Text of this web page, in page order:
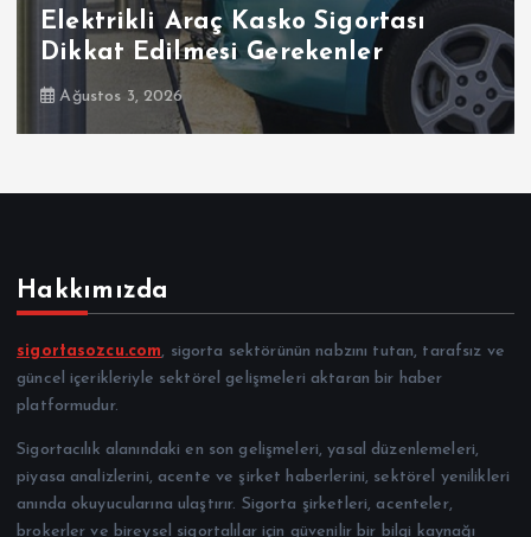
Elektrikli Araç Kasko Sigortası
Dikkat Edilmesi Gerekenler
Ağustos 3, 2026
Hakkımızda
sigortasozcu.com, sigorta sektörünün nabzını tutan, tarafsız ve
güncel içerikleriyle sektörel gelişmeleri aktaran bir haber
platformudur.
Sigortacılık alanındaki en son gelişmeleri, yasal düzenlemeleri,
piyasa analizlerini, acente ve şirket haberlerini, sektörel yenilikleri
anında okuyucularına ulaştırır. Sigorta şirketleri, acenteler,
brokerler ve bireysel sigortalılar için güvenilir bir bilgi kaynağı